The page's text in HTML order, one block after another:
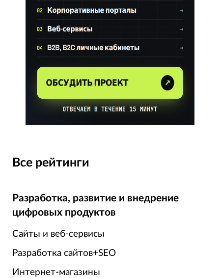
Все рейтинги
Разработка, развитие и внедрение
цифровых продуктов
Сайты и веб-сервисы
Разработка сайтов+SEO
Интернет-магазины